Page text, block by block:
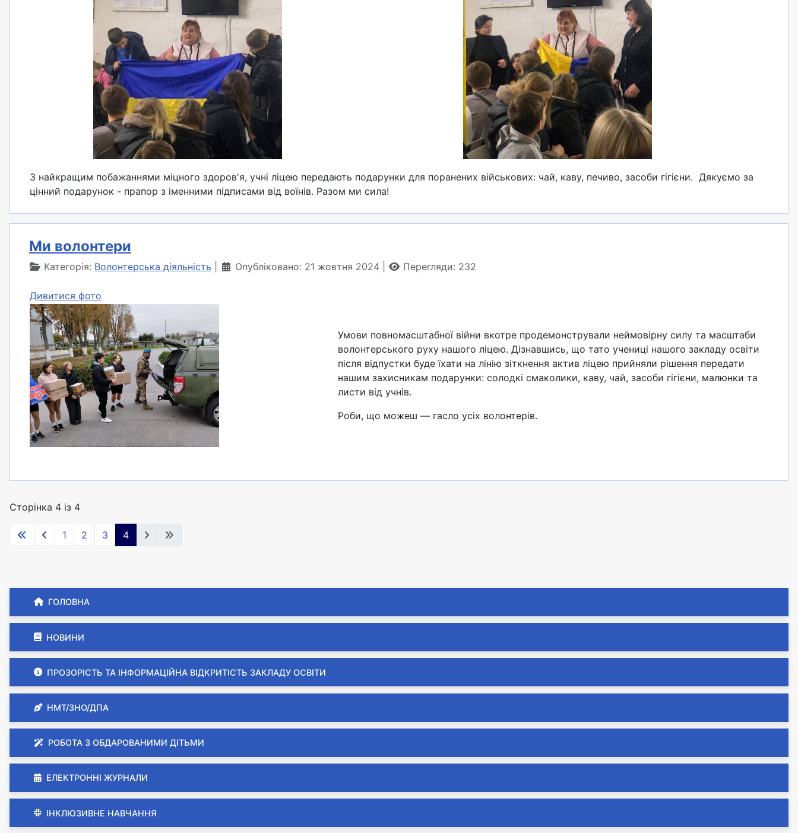
ГОЛОВНА
НОВИНИ
ПРОЗОРІСТЬ ТА ІНФОРМАЦІЙНА ВІДКРИТІСТЬ ЗАКЛАДУ ОСВІТИ
НМТ/ЗНО/ДПА
РОБОТА З ОБДАРОВАНИМИ ДІТЬМИ
ЕЛЕКТРОННІ ЖУРНАЛИ
ІНКЛЮЗИВНЕ НАВЧАННЯ
З найкращим побажаннями міцного здоровʼя, учні ліцею передають подарунки для поранених військових: чай, каву, печиво, засоби гігієни. Дякуємо за
цінний подарунок - прапор з іменними підписами від воїнів. Разом ми сила!
Ми волонтери
Категорія: Волонтерська діяльність Опубліковано: 21 жовтня 2024 Перегляди: 232
Дивитися фото
Умови повномасштабної війни вкотре продемонстрували неймовірну силу та масштаби
волонтерського руху нашого ліцею. Дізнавшись, що тато учениці нашого закладу освіти
після відпустки буде їхати на лінію зіткнення актив ліцею прийняли рішення передати
нашим захисникам подарунки: солодкі смаколики, каву, чай, засоби гігієни, малюнки та
листи від учнів.
Роби, що можеш — гасло усіх волонтерів.
Сторінка 4 із 4
1 2 3 4